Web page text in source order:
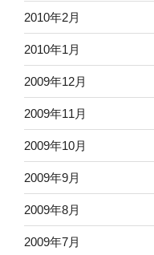
2010年2月
2010年1月
2009年12月
2009年11月
2009年10月
2009年9月
2009年8月
2009年7月